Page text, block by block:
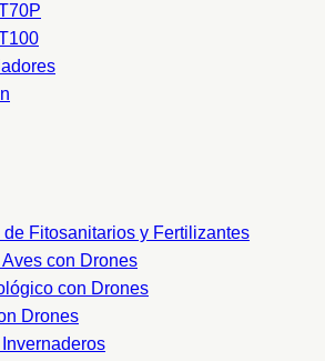
Fitosanitarios y Fertilizantes
con Drones
con Drones
Drones